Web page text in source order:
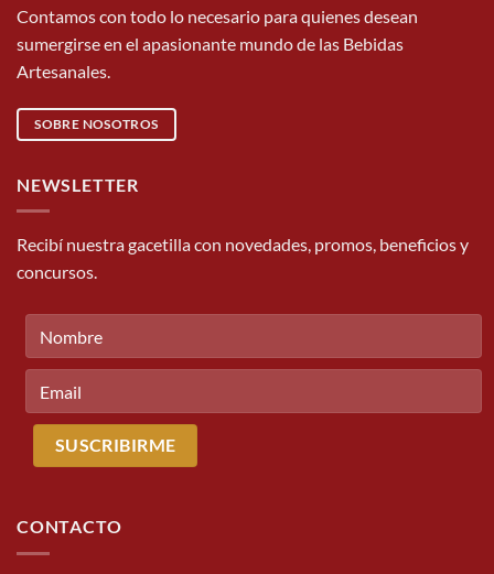
Contamos con todo lo necesario para quienes desean
sumergirse en el apasionante mundo de las Bebidas
Artesanales.
SOBRE NOSOTROS
NEWSLETTER
Recibí nuestra gacetilla con novedades, promos, beneficios y
concursos.
CONTACTO